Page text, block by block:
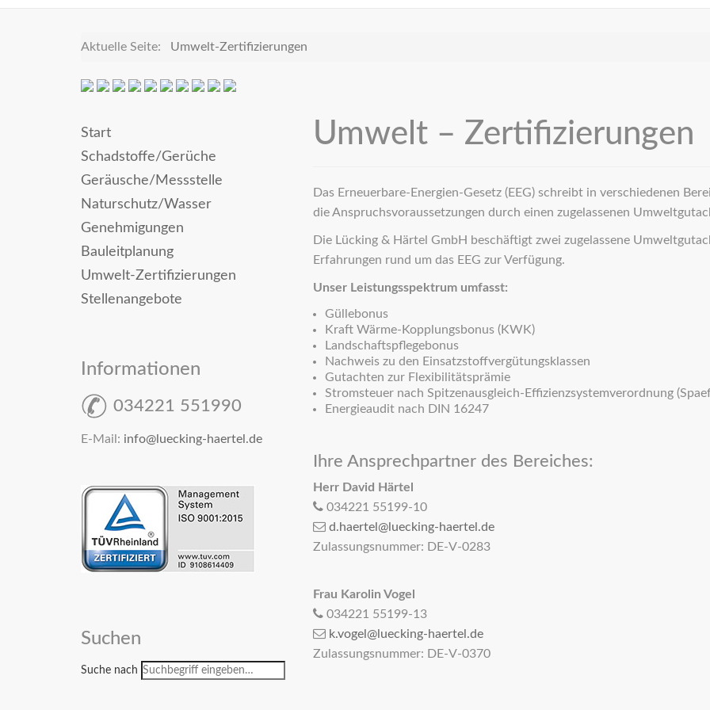
Aktuelle Seite: Umwelt-Zertifizierungen
Start
Schadstoffe/Gerüche
Geräusche/Messstelle
Naturschutz/Wasser
Genehmigungen
Bauleitplanung
Umwelt-Zertifizierungen
Stellenangebote
Informationen
034221 551990
E-Mail: info@luecking-haertel.de
Suchen
Suche nach
Umwelt – Zertifizierungen
Das Erneuerbare-Energien-Gesetz (EEG) schreibt in verschiedenen
die Anspruchsvoraussetzungen durch einen zugelassenen
Die Lücking & Härtel GmbH beschäftigt zwei zugelassene
Erfahrungen rund um das EEG zur Verfügung.
Unser Leistungsspektrum umfasst:
Güllebonus
Kraft Wärme-Kopplungsbonus (KWK)
Landschaftspflegebonus
Nachweis zu den Einsatzstoffvergütungsklassen
Gutachten zur Flexibilitätsprämie
Stromsteuer nach Spitzenausgleich-Effizienzsystemverordnung
Energieaudit nach DIN 16247
Ihre Ansprechpartner des Bereiches:
Herr David Härtel
034221 55199-10
d.haertel@luecking-haertel.de
Zulassungsnummer: DE-V-0283
Frau Karolin Vogel
034221 55199-13
k.vogel@luecking-haertel.de
Zulassungsnummer: DE-V-0370